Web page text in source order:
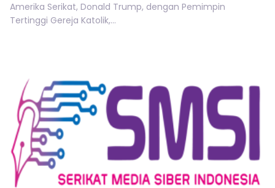
Amerika Serikat, Donald Trump, dengan Pemimpin
Tertinggi Gereja Katolik,...